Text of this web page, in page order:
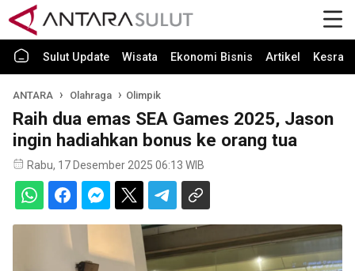
Sulut Update Wisata Ekonomi Bisnis Artikel Kesra
ANTARA Olahraga Olimpik
Raih dua emas SEA Games 2025, Jason
ingin hadiahkan bonus ke orang tua
Rabu, 17 Desember 2025 06:13 WIB